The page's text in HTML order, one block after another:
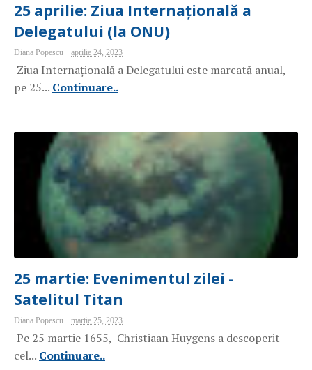
25 aprilie: Ziua Internațională a
Delegatului (la ONU)
Diana Popescu aprilie 24, 2023
Ziua Internațională a Delegatului este marcată anual,
pe 25... Continuare..
25 martie: Evenimentul zilei -
Satelitul Titan
Diana Popescu martie 25, 2023
Pe 25 martie 1655, Christiaan Huygens a descoperit
cel... Continuare..